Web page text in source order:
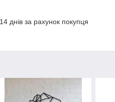
днів за рахунок покупця